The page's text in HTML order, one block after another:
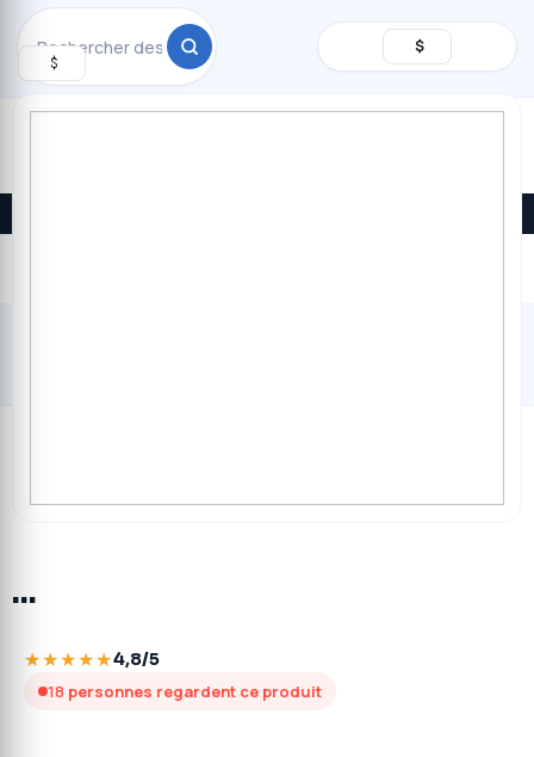
$
Rechercher
$
…
★★★★★4,8/5
18 personnes regardent ce produit